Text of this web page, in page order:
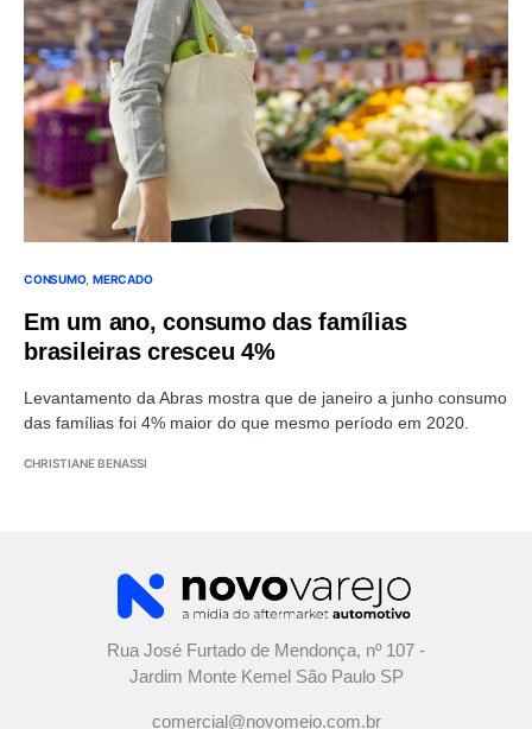
CONSUMO MERCADO
Em um ano, consumo das famílias
brasileiras cresceu 4%
Levantamento da Abras mostra que de janeiro a junho consumo
das famílias foi 4% maior do que mesmo período em 2020.
CHRISTIANE BENASSI
Rua José Furtado de Mendonça, nº 107 -
Jardim Monte Kemel São Paulo SP
comercial@novomeio.com.br